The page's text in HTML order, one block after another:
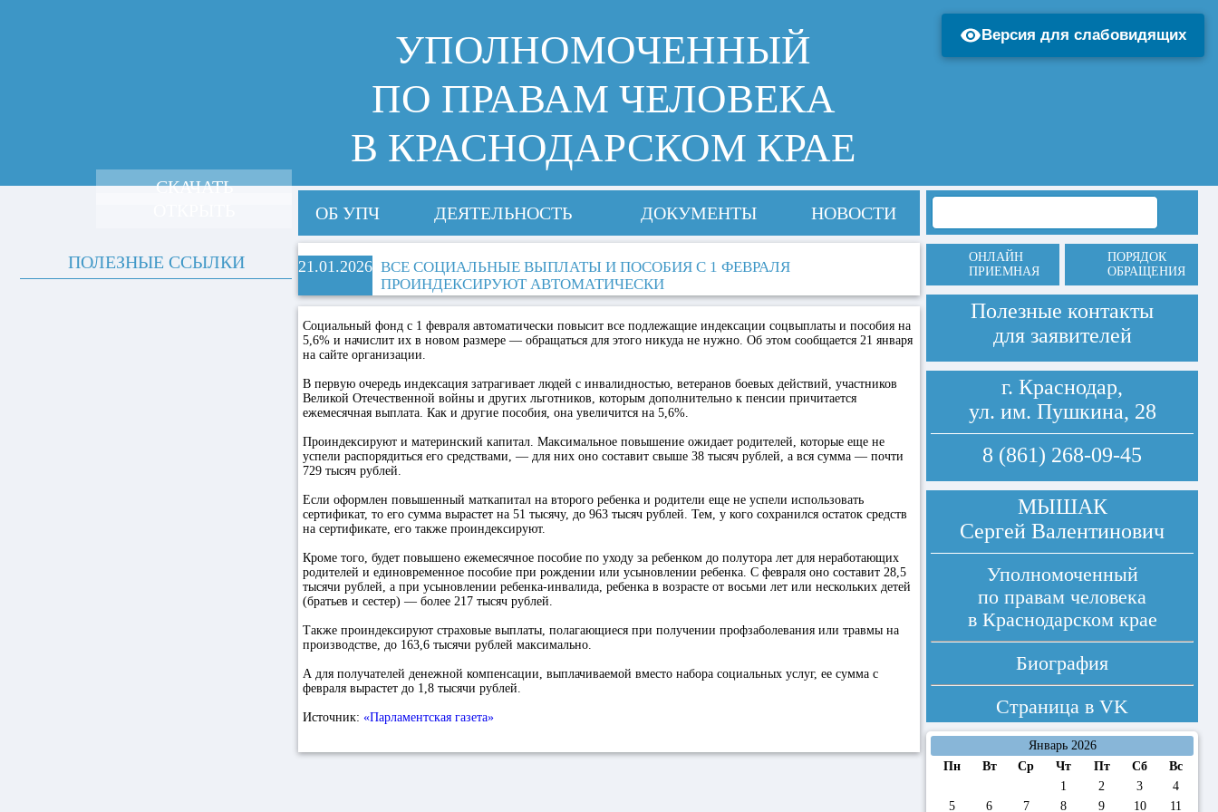
УПОЛНОМОЧЕННЫЙ
ПО ПРАВАМ ЧЕЛОВЕКА
В КРАСНОДАРСКОМ КРАЕ
ОБ УПЧ ДЕЯТЕЛЬНОСТЬ ДОКУМЕНТЫ НОВОСТИ
21.01.2026 ВСЕ СОЦИАЛЬНЫЕ ВЫПЛАТЫ И ПОСОБИЯ С 1 ФЕВРАЛЯ
ПРОИНДЕКСИРУЮТ АВТОМАТИЧЕСКИ
Социальный фонд с 1 февраля автоматически повысит все подлежащие индексации соцвыплаты и пособия на
5,6% и начислит их в новом размере — обращаться для этого никуда не нужно. Об этом сообщается 21 января
на сайте организации.
В первую очередь индексация затрагивает людей с инвалидностью, ветеранов боевых действий, участников
Великой Отечественной войны и других льготников, которым дополнительно к пенсии причитается
ежемесячная выплата. Как и другие пособия, она увеличится на 5,6%.
Проиндексируют и материнский капитал. Максимальное повышение ожидает родителей, которые еще не
успели распорядиться его средствами, — для них оно составит свыше 38 тысяч рублей, а вся сумма — почти
729 тысяч рублей.
Если оформлен повышенный маткапитал на второго ребенка и родители еще не успели использовать
сертификат, то его сумма вырастет на 51 тысячу, до 963 тысяч рублей. Тем, у кого сохранился остаток средств
на сертификате, его также проиндексируют.
Кроме того, будет повышено ежемесячное пособие по уходу за ребенком до полутора лет для неработающих
родителей и единовременное пособие при рождении или усыновлении ребенка. С февраля оно составит 28,5
тысячи рублей, а при усыновлении ребенка-инвалида, ребенка в возрасте от восьми лет или нескольких детей
(братьев и сестер) — более 217 тысяч рублей.
Также проиндексируют страховые выплаты, полагающиеся при получении профзаболевания или травмы на
производстве, до 163,6 тысячи рублей максимально.
А для получателей денежной компенсации, выплачиваемой вместо набора социальных услуг, ее сумма с
февраля вырастет до 1,8 тысячи рублей.
Источник: «Парламентская газета»
СКАЧАТЬ
ПОЛЕЗНЫЕ ССЫЛКИ
ОНЛАЙН
ПРИЕМНАЯ
ПОРЯДОК
ОБРАЩЕНИЯ
Полезные контакты
для заявителей
г. Краснодар,
ул. им. Пушкина, 28
8 (861) 268-09-45
МЫШАК
Сергей Валентинович
Уполномоченный
по правам человека
в Краснодарском крае
Биография
Страница в VK
Январь 2026
Пн
Вт Ср Чт Пт Сб
Вс
1
2 3
4
5
6 7 8 9 10 11
Версия для слабовидящих